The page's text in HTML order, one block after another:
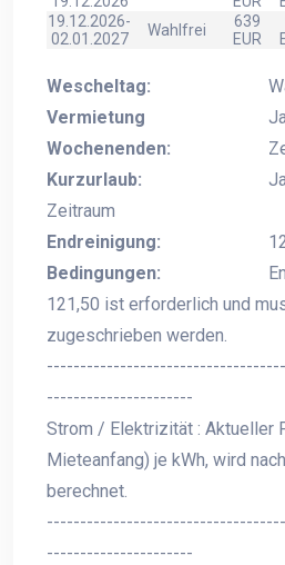
19.12.2026-
02.01.2027
Wahlfrei
639
EUR
Wescheltag:
Vermietung
Wochenenden:
Kurzurlaub:
Zeitraum
Endreinigung:
Bedingungen:
121,50 ist erforderlich und
zugeschrieben werden.
----------------------
Strom / Elektrizität : Aktueller
Mieteanfang) je kWh, wird
berechnet.
----------------------